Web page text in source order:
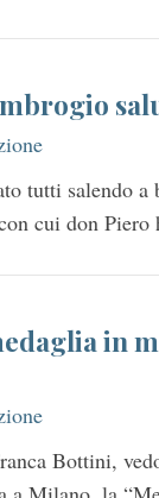
tutti salendo a
cui don
in
Bottini,